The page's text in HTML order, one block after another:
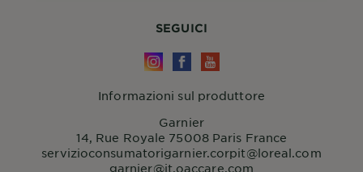
SEGUICI
Informazioni sul produttore
Garnier
14, Rue Royale 75008 Paris France
servizioconsumatorigarnier.corpit@loreal.com
garnier@it.oaccare.com